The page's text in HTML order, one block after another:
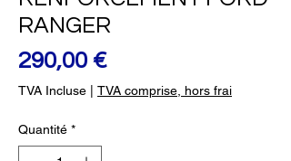
RANGER
290,00 €Prix
TVA Incluse TVA comprise, hors frai
Quantité *